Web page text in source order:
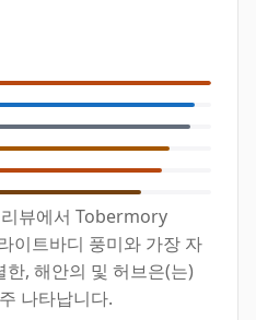
뷰에서 Tobermory
이트바디 풍미와 가장 자
, 해안의 및 허브은(는)
나타납니다.